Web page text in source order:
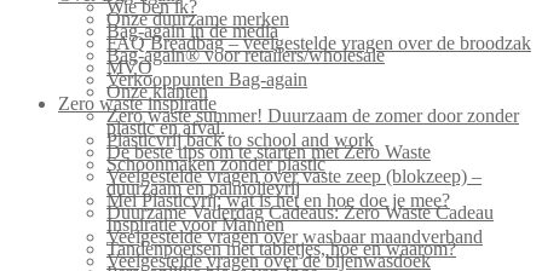
Wie ben ik?
Onze duurzame merken
Bag-again in de media
FAQ Breadbag – veelgestelde vragen over de broodzak
Bag-again® voor retailers/wholesale
MVO
Verkooppunten Bag-again
Onze klanten
Zero waste inspiratie
Zero waste summer! Duurzaam de zomer door zonder
plastic en afval.
Plasticvrij back to school and work
De beste tips om te starten met Zero Waste
Schoonmaken zonder plastic
Veelgestelde vragen over vaste zeep (blokzeep) –
duurzaam en palmolievrij
Mei Plasticvrij: wat is het en hoe doe je mee?
Duurzame Vaderdag Cadeaus: Zero Waste Cadeau
Inspiratie voor Mannen
Veelgestelde vragen over wasbaar maandverband
Tandenpoetsen met tabletjes, hoe en waarom?
Veelgestelde vragen over de bijenwasdoek